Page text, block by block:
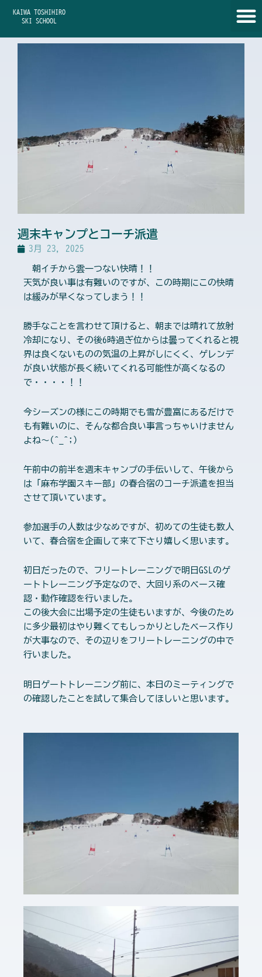
KAIWA TOSHIHIRO
SKI SCHOOL
週末キャンプとコーチ派遣
3月 23, 2025
朝イチから雲一つない快晴！！
天気が良い事は有難いのですが、この時期にこの快晴
は緩みが早くなってしまう！！
勝手なことを言わせて頂けると、朝までは晴れて放射
冷却になり、その後6時過ぎ位からは曇ってくれると視
界は良くないものの気温の上昇がしにくく、ゲレンデ
が良い状態が長く続いてくれる可能性が高くなるの
で・・・・！！
今シーズンの様にこの時期でも雪が豊富にあるだけで
も有難いのに、そんな都合良い事言っちゃいけません
よね～(^_^;)
午前中の前半を週末キャンプの手伝いして、午後から
は「麻布学園スキー部」の春合宿のコーチ派遣を担当
させて頂いています。
参加選手の人数は少なめですが、初めての生徒も数人
いて、春合宿を企画して来て下さり嬉しく思います。
初日だったので、フリートレーニングで明日GSLのゲ
ートトレーニング予定なので、大回り系のベース確
認・動作確認を行いました。
この後大会に出場予定の生徒もいますが、今後のため
に多少最初はやり難くてもしっかりとしたベース作り
が大事なので、その辺りをフリートレーニングの中で
行いました。
明日ゲートトレーニング前に、本日のミーティングで
の確認したことを試して集合してほしいと思います。